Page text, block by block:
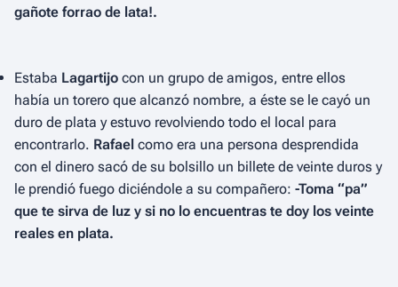
gañote forrao de lata!.
Estaba Lagartijo con un grupo de amigos, entre ellos
había un torero que alcanzó nombre, a éste se le cayó un
duro de plata y estuvo revolviendo todo el local para
encontrarlo. Rafael como era una persona desprendida
con el dinero sacó de su bolsillo un billete de veinte duros y
le prendió fuego diciéndole a su compañero: -Toma “pa”
que te sirva de luz y si no lo encuentras te doy los veinte
reales en plata.